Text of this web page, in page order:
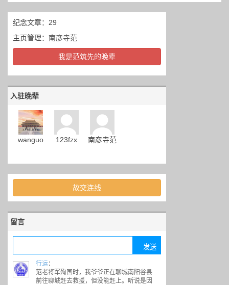
纪念文章：29
主页管理： 南彦寺范
我是范筑先的晚辈
入驻晚辈
wanguo 123fzx 南彦寺范
故交连线
留言
行运：
范老将军殉国时，我爷爷正在聊城南阳谷县
前往聊城赶去救援，但没能赶上。听说是因